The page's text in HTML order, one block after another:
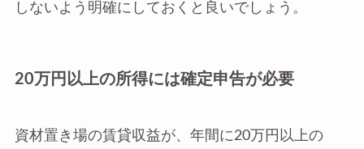
しないよう明確にしておくと良いでしょう。
20万円以上の所得には確定申告が必要
資材置き場の賃貸収益が、年間に20万円以上の